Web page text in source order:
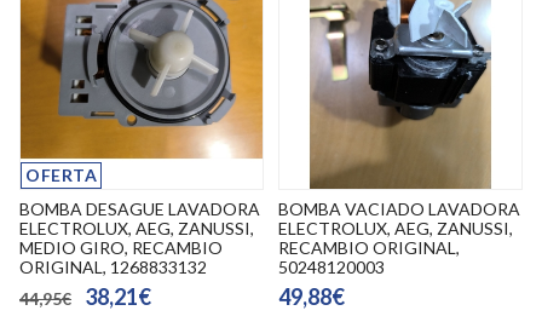
OFERTA
BOMBA DESAGUE LAVADORA
ELECTROLUX, AEG, ZANUSSI,
MEDIO GIRO, RECAMBIO
ORIGINAL, 1268833132
44,95€
38,21€
BOMBA VACIADO LAVADORA
ELECTROLUX, AEG, ZANUSSI,
RECAMBIO ORIGINAL,
50248120003
49,88€